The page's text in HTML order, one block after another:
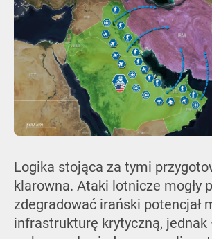
Logika stojąca za tymi
klarowna. Ataki lotnicze mogły
zdegradować irański potencjał
infrastrukturę krytyczną,